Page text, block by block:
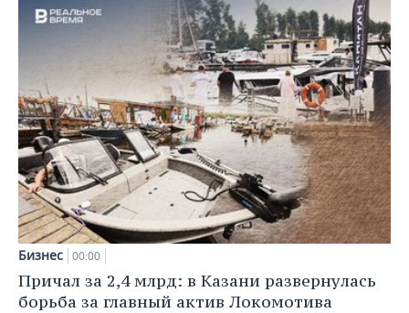
Бизнес 00:00
Причал за 2,4 млрд: в Казани развернулась
борьба за главный актив Локомотива